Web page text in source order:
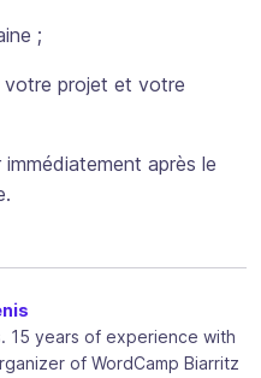
;
votre projet et votre
après le
15 years of experience with
of WordCamp Biarritz